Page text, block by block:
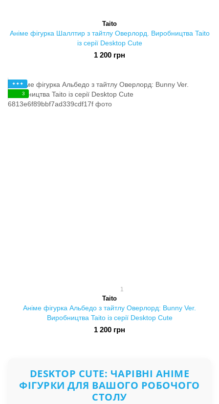
DESKTOP CUTE: ЧАРІВНІ АНІМЕ
ФІГУРКИ ДЛЯ ВАШОГО РОБОЧОГО
СТОЛУ
Taito
Аніме фігурка Шаллтир з тайтлу Оверлорд. Виробництва Taito
із серії Desktop Cute
1 200 грн
✦✦✦
3
1
Taito
Аніме фігурка Альбедо з тайтлу Оверлорд: Bunny Ver.
Виробництва Taito із серії Desktop Cute
1 200 грн